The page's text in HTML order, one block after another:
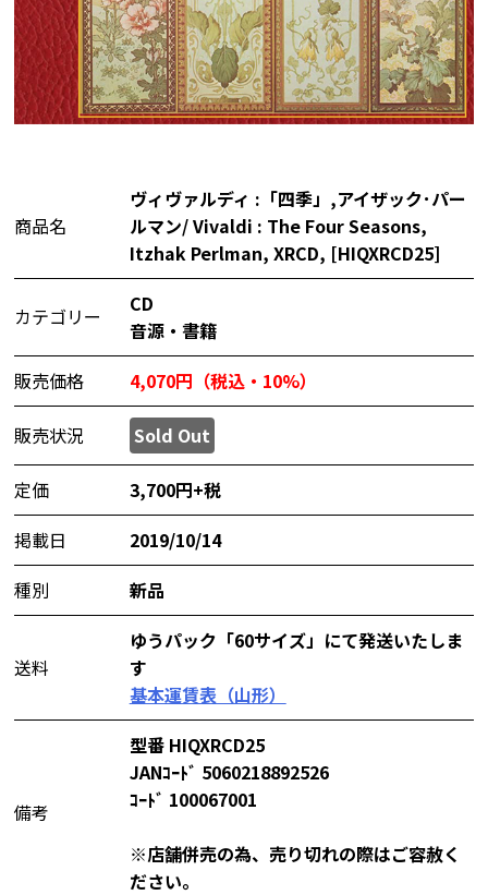
商品名
ヴィヴァルディ :「四季」,アイザック･パー
ルマン/ Vivaldi : The Four Seasons,
Itzhak Perlman, XRCD, [HIQXRCD25]
カテゴリー
CD
音源・書籍
販売価格
4,070円（税込・10%）
販売状況 Sold Out
定価
3,700円+税
掲載日
2019/10/14
種別
新品
送料
ゆうパック「60サイズ」にて発送いたしま
す
基本運賃表（山形）
備考
型番 HIQXRCD25
JANｺｰﾄﾞ 5060218892526
ｺｰﾄﾞ 100067001
※店舗併売の為、売り切れの際はご容赦く
ださい。